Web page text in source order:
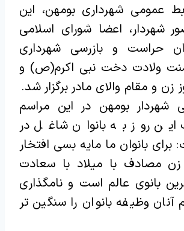
عمومی شهرداری بومهن، این
شهردار، اعضا شورای اسلامی
حراست و بازرسی شهرداری
ولادت دخت نبی اکرم(ص) و
زن و مقام والای مادر برگزار شد.
شهردار بومهن در این مراسم
روز به بانوان شاغل در
برای بانوان ما مایه بسی افتخار
مصادف با میلاد با سعادت
بانوی عالم است و نامگذاری
آنان وظیفه بانوان را سنگین تر